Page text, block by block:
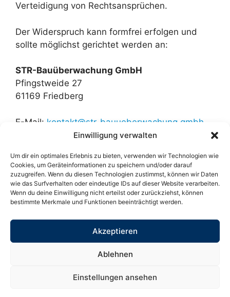
Einwilligung verwalten
Um dir ein optimales Erlebnis zu bieten, verwenden wir Technologien wie
Cookies, um Geräteinformationen zu speichern und/oder darauf
zuzugreifen. Wenn du diesen Technologien zustimmst, können wir Daten
wie das Surfverhalten oder eindeutige IDs auf dieser Website verarbeiten.
Wenn du deine Einwilligung nicht erteilst oder zurückziehst, können
bestimmte Merkmale und Funktionen beeinträchtigt werden.
Akzeptieren
Ablehnen
Einstellungen ansehen
Verteidigung von Rechtsansprüchen.
Der Widerspruch kann formfrei erfolgen und
sollte möglichst gerichtet werden an:
STR-Bauüberwachung GmbH
Pfingstweide 27
61169 Friedberg
E-Mail: kontakt@str-bauueberwachung.gmbh
Contrast
mode
A A A
Datenschutz
Datenschutzhinweise für Geschäftspartner
Datenschutzhinweise für Bewerber